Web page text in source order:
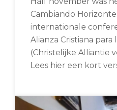
Cambiando
internationale
Alianza Cristiana para
(Christelijke Alliantie
Lees hier een kort